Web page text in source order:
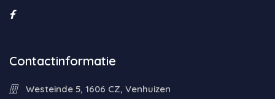
Contactinformatie
Westeinde 5, 1606 CZ, Venhuizen